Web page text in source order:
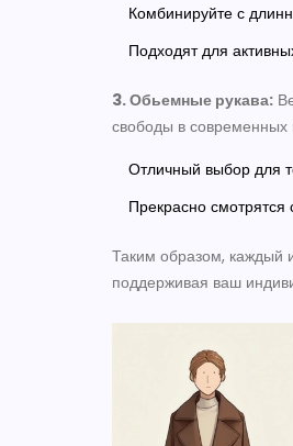
Комбинируйте с
Подходят для
3. Обьемные рукава:
свободы в современных
Отличный выбор для
Прекрасно
Таким образом, каждый
поддерживая ваш